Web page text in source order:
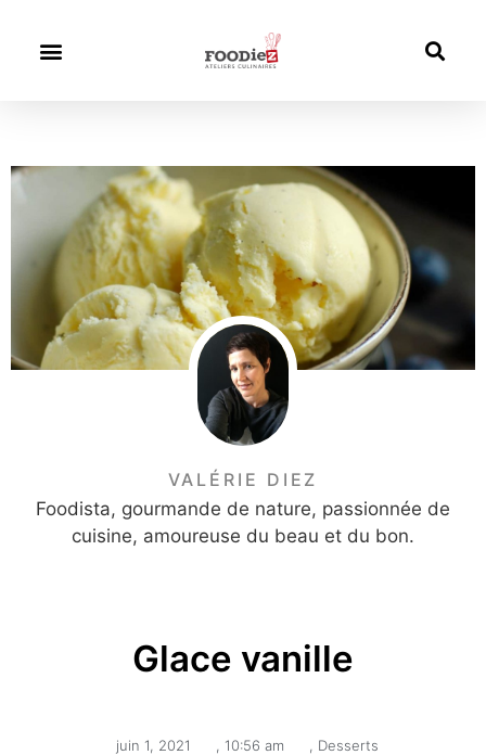
VALÉRIE DIEZ
Foodista, gourmande de nature, passionnée de
cuisine, amoureuse du beau et du bon.
Glace vanille
juin 1, 2021 10:56 am Desserts